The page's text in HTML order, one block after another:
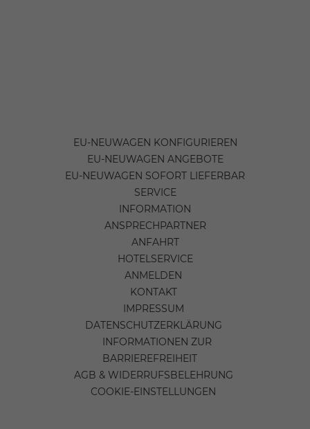
EU-NEUWAGEN KONFIGURIEREN
EU-NEUWAGEN ANGEBOTE
EU-NEUWAGEN SOFORT LIEFERBAR
SERVICE
INFORMATION
ANSPRECHPARTNER
ANFAHRT
HOTELSERVICE
ANMELDEN
KONTAKT
IMPRESSUM
DATENSCHUTZERKLÄRUNG
INFORMATIONEN ZUR
BARRIEREFREIHEIT
AGB & WIDERRUFSBELEHRUNG
COOKIE-EINSTELLUNGEN